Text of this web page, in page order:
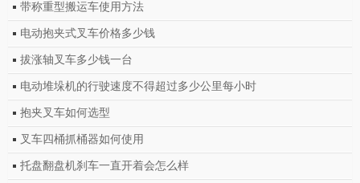
带称重型搬运车使用方法
电动抱夹式叉车价格多少钱
拔涨轴叉车多少钱一台
电动堆垛机的行驶速度不得超过多少公里每小时
抱夹叉车如何选型
叉车四桶抓桶器如何使用
托盘翻盘机刹车一直开着会怎么样